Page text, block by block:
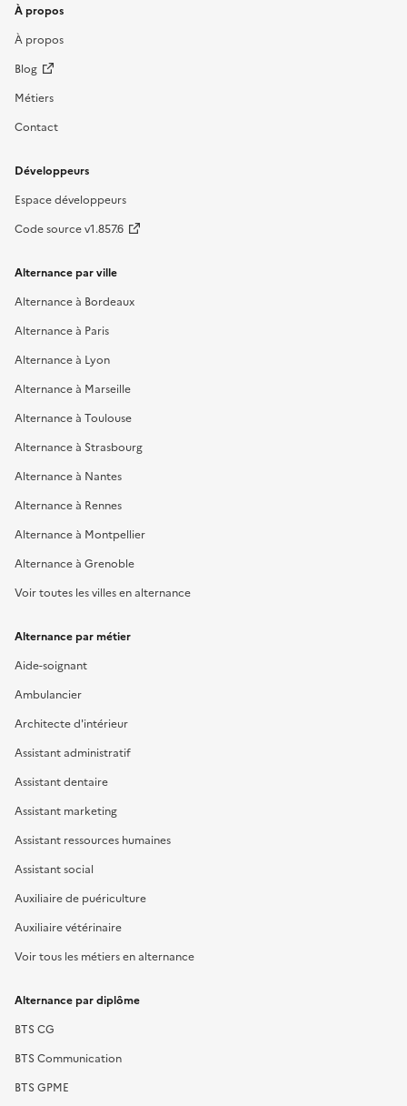
À propos
À propos
Blog
Métiers
Contact
Développeurs
Espace développeurs
Code source v1.857.6
Alternance par ville
Alternance à Bordeaux
Alternance à Paris
Alternance à Lyon
Alternance à Marseille
Alternance à Toulouse
Alternance à Strasbourg
Alternance à Nantes
Alternance à Rennes
Alternance à Montpellier
Alternance à Grenoble
Voir toutes les villes en alternance
Alternance par métier
Aide-soignant
Ambulancier
Architecte d'intérieur
Assistant administratif
Assistant dentaire
Assistant marketing
Assistant ressources humaines
Assistant social
Auxiliaire de puériculture
Auxiliaire vétérinaire
Voir tous les métiers en alternance
Alternance par diplôme
BTS CG
BTS Communication
BTS GPME